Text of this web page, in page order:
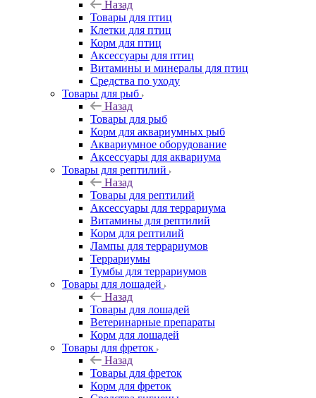
Назад
Товары для птиц
Клетки для птиц
Корм для птиц
Аксессуары для птиц
Витамины и минералы для птиц
Средства по уходу
Товары для рыб
Назад
Товары для рыб
Корм для аквариумных рыб
Аквариумное оборудование
Аксессуары для аквариума
Товары для рептилий
Назад
Товары для рептилий
Аксессуары для террариума
Витамины для рептилий
Корм для рептилий
Лампы для террариумов
Террариумы
Тумбы для террариумов
Товары для лошадей
Назад
Товары для лошадей
Ветеринарные препараты
Корм для лошадей
Товары для фреток
Назад
Товары для фреток
Корм для фреток